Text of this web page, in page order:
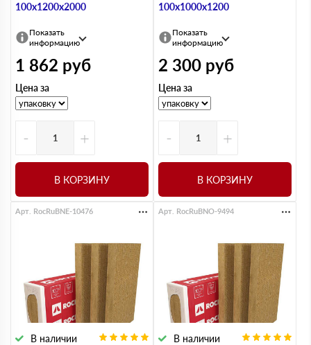
100х1200х2000
Показать
информацию
1 862 руб
Цена за
- +
В КОРЗИНУ
100х1000х1200
Показать
информацию
2 300 руб
Цена за
- +
В КОРЗИНУ
В наличии
Арт. RocRuBNE-10476
В наличии
Арт. RocRuBNO-9494